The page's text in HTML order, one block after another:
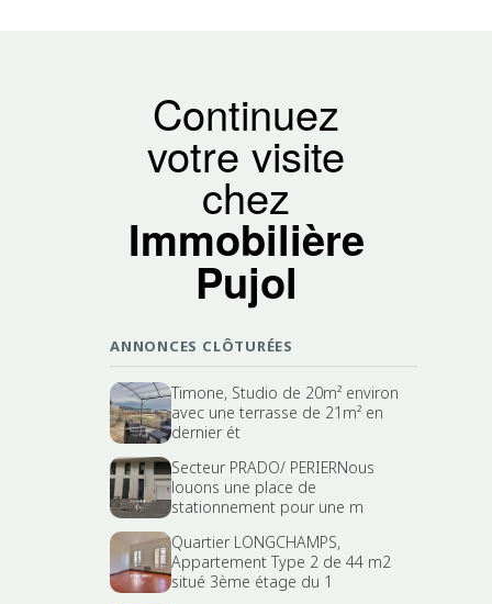
Continuez
votre visite
chez
Immobilière
Pujol
ANNONCES CLÔTURÉES
Timone, Studio de 20m² environ
avec une terrasse de 21m² en
dernier ét
Secteur PRADO/ PERIERNous
louons une place de
stationnement pour une m
Quartier LONGCHAMPS,
Appartement Type 2 de 44 m2
situé 3ème étage du 1